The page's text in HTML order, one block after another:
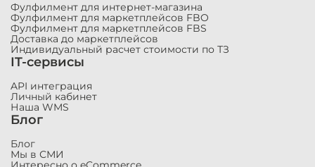
Фулфилмент для интернет-магазина
Фулфилмент для маркетплейсов FBO
Фулфилмент для маркетплейсов FBS
Доставка до маркетплейсов
Индивидуальный расчет стоимости по ТЗ
IT-сервисы
API интеграция
Личный кабинет
Наша WMS
Блог
Блог
Мы в СМИ